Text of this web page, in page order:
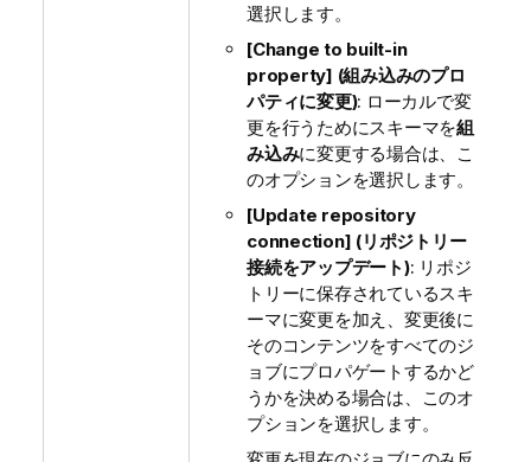
選択します。
[Change to built-in
property] (組み込みのプロ
パティに変更): ローカルで変
更を行うためにスキーマを組
み込みに変更する場合は、こ
のオプションを選択します。
[Update repository
connection] (リポジトリー
接続をアップデート): リポジ
トリーに保存されているスキ
ーマに変更を加え、変更後に
そのコンテンツをすべてのジ
ョブにプロパゲートするかど
うかを決める場合は、このオ
プションを選択します。